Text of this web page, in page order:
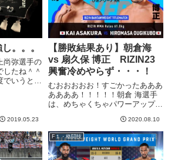
。。。
尚弥選手の
たね＾＾
いうとほ
敗の世界
2019.05.23
【勝敗結果あり】朝倉海
vs 扇久保 博正 RIZIN23
興奮冷めやらず・・・！
むおおおおお！すごかったあああ
ああああ！！！！！朝倉 海選手
は、めちゃくちゃパワーアップし
ごいプレッシャーだったと思いま
す。格闘家としてもYoutuberとし
ても絶対に負けられない戦いで、
相手は実力者の扇久保選...
2020.08.10
F１・格闘技